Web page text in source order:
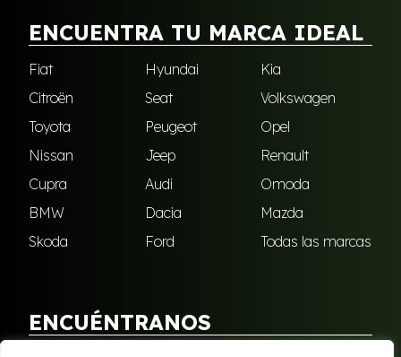
ENCUENTRA TU MARCA IDEAL
Fiat Hyundai
Kia
Citroën
Seat
Volkswagen
Toyota
Peugeot
Opel
Nissan
Jeep
Renault
Cupra
Audi
Omoda
BMW
Dacia
Mazda
Skoda
Ford Todas las marcas
ENCUÉNTRANOS